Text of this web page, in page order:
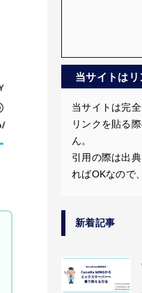
当サイトは
当サイトは完
リンクを貼る
ん。
引用の際は出
ればOKなので
新着記事